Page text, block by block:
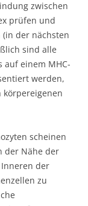
zwischen
prüfen und
der nächsten
sind alle
auf einem MHC-
werden,
körpereigenen
scheinen
der Nähe der
der
zu